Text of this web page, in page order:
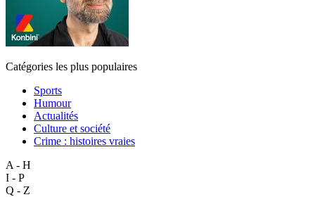
Catégories les plus populaires
Sports
Humour
Actualités
Culture et société
Crime : histoires vraies
A - H
I - P
Q - Z